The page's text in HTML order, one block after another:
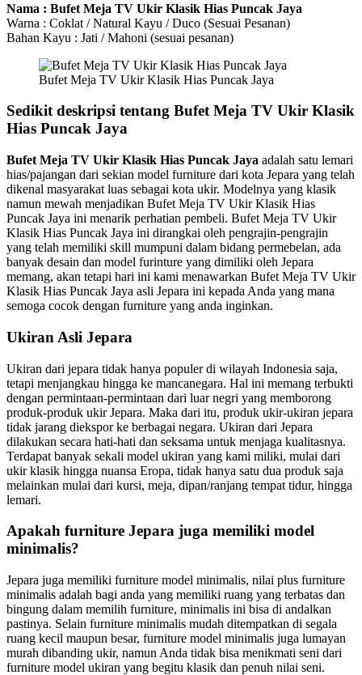
Nama : Bufet Meja TV Ukir Klasik Hias Puncak Jaya
Warna : Coklat / Natural Kayu / Duco (Sesuai Pesanan)
Bahan Kayu : Jati / Mahoni (sesuai pesanan)
Bufet Meja TV Ukir Klasik Hias Puncak Jaya
Sedikit deskripsi tentang Bufet Meja TV Ukir Klasik
Hias Puncak Jaya
Bufet Meja TV Ukir Klasik Hias Puncak Jaya adalah satu lemari
hias/pajangan dari sekian model furniture dari kota Jepara yang telah
dikenal masyarakat luas sebagai kota ukir. Modelnya yang klasik
namun mewah menjadikan Bufet Meja TV Ukir Klasik Hias
Puncak Jaya ini menarik perhatian pembeli. Bufet Meja TV Ukir
Klasik Hias Puncak Jaya ini dirangkai oleh pengrajin-pengrajin
yang telah memiliki skill mumpuni dalam bidang permebelan, ada
banyak desain dan model furinture yang dimiliki oleh Jepara
memang, akan tetapi hari ini kami menawarkan Bufet Meja TV Ukir
Klasik Hias Puncak Jaya asli Jepara ini kepada Anda yang mana
semoga cocok dengan furniture yang anda inginkan.
Ukiran Asli Jepara
Ukiran dari jepara tidak hanya populer di wilayah Indonesia saja,
tetapi menjangkau hingga ke mancanegara. Hal ini memang terbukti
dengan permintaan-permintaan dari luar negri yang memborong
produk-produk ukir Jepara. Maka dari itu, produk ukir-ukiran jepara
tidak jarang diekspor ke berbagai negara. Ukiran dari Jepara
dilakukan secara hati-hati dan seksama untuk menjaga kualitasnya.
Terdapat banyak sekali model ukiran yang kami miliki, mulai dari
ukir klasik hingga nuansa Eropa, tidak hanya satu dua produk saja
melainkan mulai dari kursi, meja, dipan/ranjang tempat tidur, hingga
lemari.
Apakah furniture Jepara juga memiliki model
minimalis?
Jepara juga memiliki furniture model minimalis, nilai plus furniture
minimalis adalah bagi anda yang memiliki ruang yang terbatas dan
bingung dalam memilih furniture, minimalis ini bisa di andalkan
pastinya. Selain furniture minimalis mudah ditempatkan di segala
ruang kecil maupun besar, furniture model minimalis juga lumayan
murah dibanding ukir, namun Anda tidak bisa menikmati seni dari
furniture model ukiran yang begitu klasik dan penuh nilai seni.